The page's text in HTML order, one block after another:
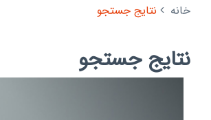
خانه نتایج جستجو
نتایج جستجو